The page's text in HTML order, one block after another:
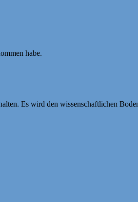
habe.
Es wird den wissenschaftlichen